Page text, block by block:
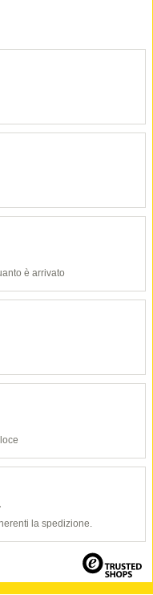
è arrivato
la spedizione.